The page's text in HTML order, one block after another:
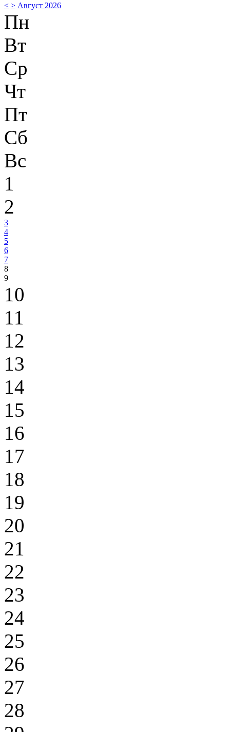
< > Август 2026
Пн
Вт
Ср
Чт
Пт
Сб
Вс
1
2
3
4
5
6
7
8
9
10
11
12
13
14
15
16
17
18
19
20
21
22
23
24
25
26
27
28